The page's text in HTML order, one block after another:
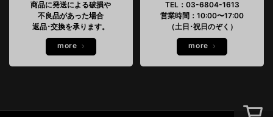
商品に発送による破損や
不良品があった場合
返品･交換を承ります。
more
TEL：03-6804-1613
営業時間：10:00〜17:00
（土日･祝日のぞく）
more